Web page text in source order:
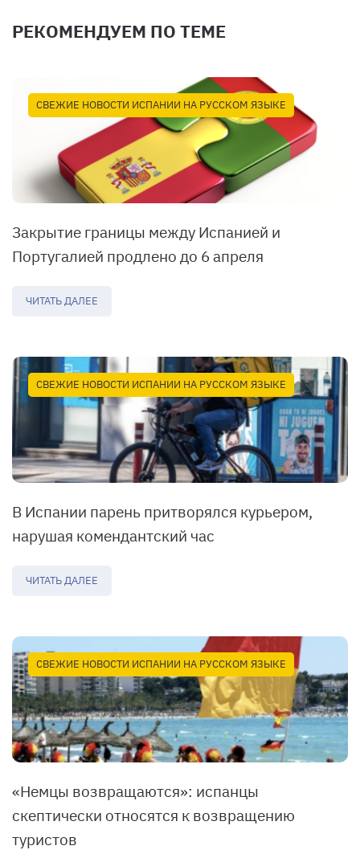
РЕКОМЕНДУЕМ ПО ТЕМЕ
СВЕЖИЕ НОВОСТИ ИСПАНИИ НА РУССКОМ ЯЗЫКЕ
Закрытие границы между Испанией и
Португалией продлено до 6 апреля
ЧИТАТЬ ДАЛЕЕ
СВЕЖИЕ НОВОСТИ ИСПАНИИ НА РУССКОМ ЯЗЫКЕ
В Испании парень притворялся курьером,
нарушая комендантский час
ЧИТАТЬ ДАЛЕЕ
СВЕЖИЕ НОВОСТИ ИСПАНИИ НА РУССКОМ ЯЗЫКЕ
«Немцы возвращаются»: испанцы
скептически относятся к возвращению
туристов